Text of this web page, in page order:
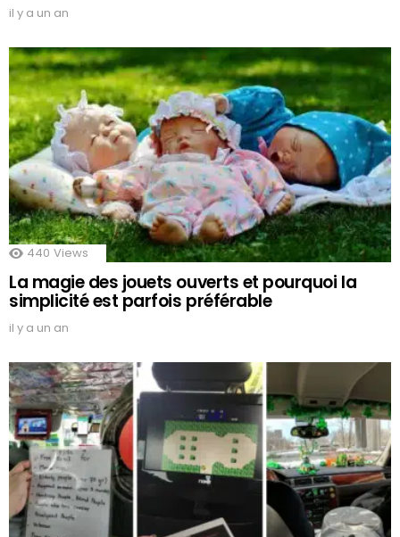
il y a un an
440 Views
La magie des jouets ouverts et pourquoi la
simplicité est parfois préférable
il y a un an